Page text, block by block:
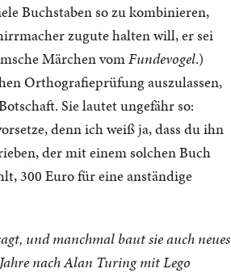
Buchstaben so zu kombinieren,
zugute halten will, er sei
Märchen vomFundevogel.)
Orthografieprüfung auszulassen,
Sie lautet ungefähr so:
denn ich weiß ja, dass du ihn
der mit einem solchen Buch
300 Euro für eine anständige
und manchmal baut sie auch neues
nach Alan Turing mit Lego